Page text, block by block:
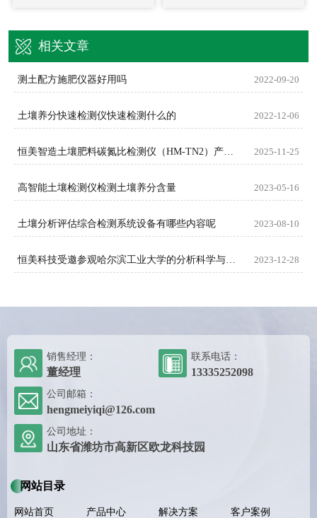
相关文章
测土配方施肥仪器好用吗 2022-09-20
土壤养分快速检测仪快速检测什么的 2022-12-06
2025-11-25
高智能土壤检测仪检测土壤养分含量 2023-05-16
土壤分析评估综合检测系统设备有哪些内容呢 2023-08-10
2023-12-28
销售经理：
董经理
联系电话：
13335252098
公司邮箱：
hengmeiyiqi@126.com
公司地址：
山东省潍坊市高新区欧龙科技园
网站目录
网站首页 产品中心 解决方案
客户案例